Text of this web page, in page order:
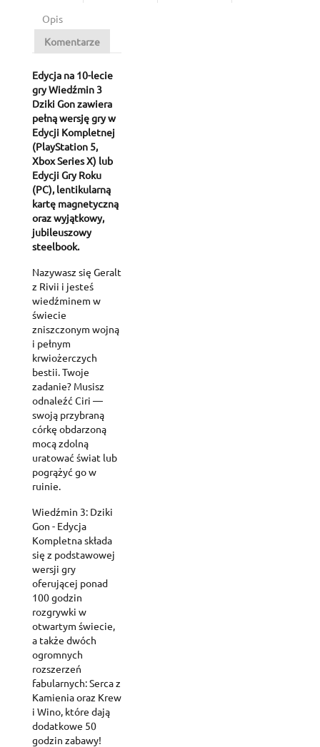
Opis
Komentarze
Edycja na 10-lecie
gry Wiedźmin 3
Dziki Gon zawiera
pełną wersję gry w
Edycji Kompletnej
(PlayStation 5,
Xbox Series X) lub
Edycji Gry Roku
(PC), lentikularną
kartę magnetyczną
oraz wyjątkowy,
jubileuszowy
steelbook.
Nazywasz się Geralt
z Rivii i jesteś
wiedźminem w
świecie
zniszczonym wojną
i pełnym
krwiożerczych
bestii. Twoje
zadanie? Musisz
odnaleźć Ciri —
swoją przybraną
córkę obdarzoną
mocą zdolną
uratować świat lub
pogrążyć go w
ruinie.
Wiedźmin 3: Dziki
Gon - Edycja
Kompletna składa
się z podstawowej
wersji gry
oferującej ponad
100 godzin
rozgrywki w
otwartym świecie,
a także dwóch
ogromnych
rozszerzeń
fabularnych: Serca z
Kamienia oraz Krew
i Wino, które dają
dodatkowe 50
godzin zabawy!